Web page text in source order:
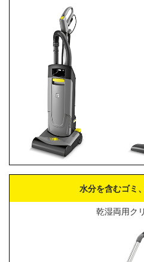
水分を含むゴミ
乾湿両用ク